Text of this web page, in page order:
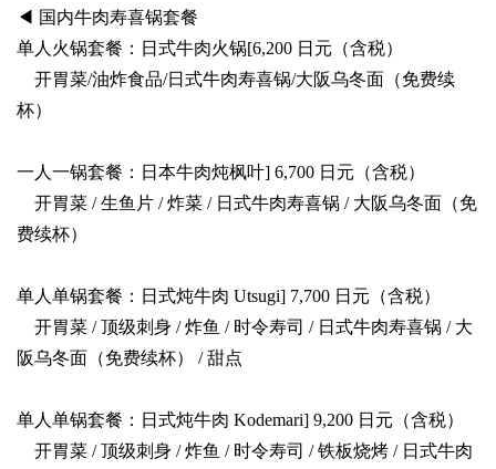
◀ 国内牛肉寿喜锅套餐
单人火锅套餐：日式牛肉火锅[6,200 日元（含税）
开胃菜/油炸食品/日式牛肉寿喜锅/大阪乌冬面（免费续
杯）
一人一锅套餐：日本牛肉炖枫叶] 6,700 日元（含税）
开胃菜 / 生鱼片 / 炸菜 / 日式牛肉寿喜锅 / 大阪乌冬面（免
费续杯）
单人单锅套餐：日式炖牛肉 Utsugi] 7,700 日元（含税）
开胃菜 / 顶级刺身 / 炸鱼 / 时令寿司 / 日式牛肉寿喜锅 / 大
阪乌冬面（免费续杯） / 甜点
单人单锅套餐：日式炖牛肉 Kodemari] 9,200 日元（含税）
开胃菜 / 顶级刺身 / 炸鱼 / 时令寿司 / 铁板烧烤 / 日式牛肉